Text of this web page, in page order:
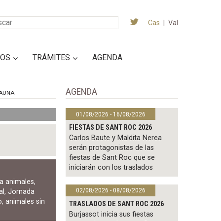
Cas Val
TRÁMITES AGENDA
animales,
,Jornada
,animales sin
AGENDA
01/08/2026 - 16/08/2026
FIESTAS DE SANT ROC 2026
Carlos Baute y Maldita Nerea
serán protagonistas de las
fiestas de Sant Roc que se
iniciarán con los traslados
02/08/2026 - 08/08/2026
TRASLADOS DE SANT ROC 2026
Burjassot inicia sus fiestas